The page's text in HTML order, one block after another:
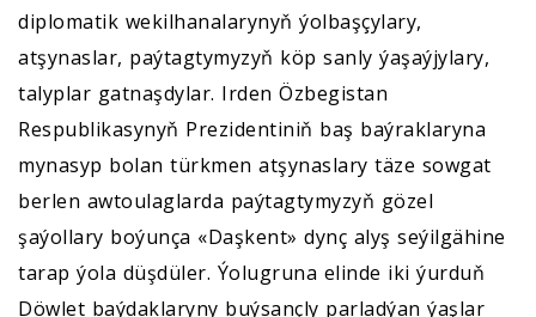
diplomatik wekilhanalarynyň ýolbaşçylary,
atşynaslar, paýtagtymyzyň köp sanly ýaşaýjylary,
talyplar gatnaşdylar. Irden Özbegistan
Respublikasynyň Prezidentiniň baş baýraklaryna
mynasyp bolan türkmen atşynaslary täze sowgat
berlen awtoulaglarda paýtagtymyzyň gözel
şaýollary boýunça «Daşkent» dynç alyş seýilgähine
tarap ýola düşdüler. Ýolugruna elinde iki ýurduň
Döwlet baýdaklaryny buýsançly parladýan ýaşlar